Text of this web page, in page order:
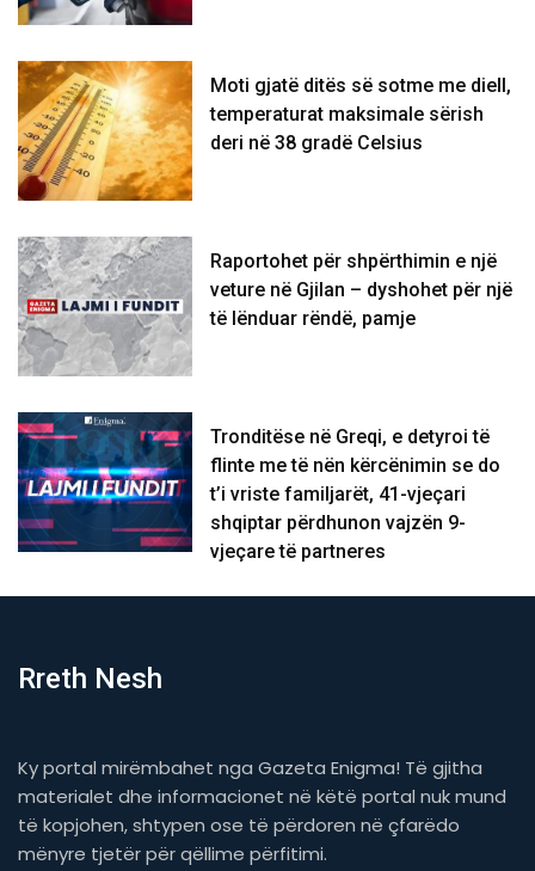
Moti gjatë ditës së sotme me diell,
temperaturat maksimale sërish
deri në 38 gradë Celsius
Raportohet për shpërthimin e një
veture në Gjilan – dyshohet për një
të lënduar rëndë, pamje
Tronditëse në Greqi, e detyroi të
flinte me të nën kërcënimin se do
t’i vriste familjarët, 41-vjeçari
shqiptar përdhunon vajzën 9-
vjeçare të partneres
Rreth Nesh
Ky portal mirëmbahet nga Gazeta Enigma! Të gjitha
materialet dhe informacionet në këtë portal nuk mund
të kopjohen, shtypen ose të përdoren në çfarëdo
mënyre tjetër për qëllime përfitimi.